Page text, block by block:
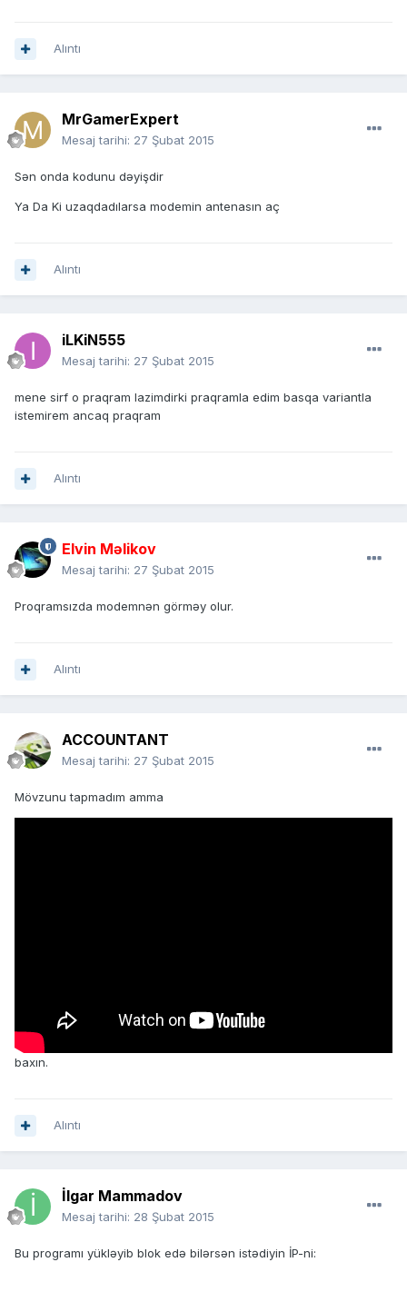
Alıntı
MrGamerExpert
Mesaj tarihi: 27 Şubat 2015
Sən onda kodunu dəyişdir
Ya Da Ki uzaqdadılarsa modemin antenasın aç
Alıntı
iLKiN555
Mesaj tarihi: 27 Şubat 2015
mene sirf o praqram lazimdirki praqramla edim basqa variantla
istemirem ancaq praqram
Alıntı
Elvin Məlikov
Mesaj tarihi: 27 Şubat 2015
Proqramsızda modemnən görməy olur.
Alıntı
ACCOUNTANT
Mesaj tarihi: 27 Şubat 2015
Mövzunu tapmadım amma
baxın.
Alıntı
İlgar Mammadov
Mesaj tarihi: 28 Şubat 2015
Bu programı yükləyib blok edə bilərsən istədiyin İP-ni: